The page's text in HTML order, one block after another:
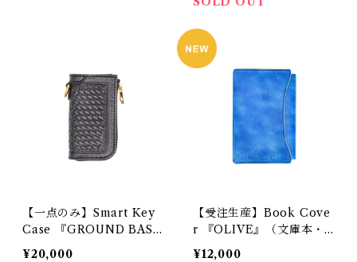
【一点のみ】Smart Key
Case 『GROUND BASK
ET』
¥20,000
【受注生産】Book Cove
r 『OLIVE』（文庫本・
新書・単行本サイズ）
¥12,000